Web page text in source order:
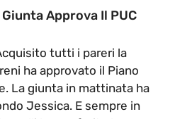
Giunta Approva Il PUC
tutti i pareri la
ha approvato il Piano
La giunta in mattinata ha
Jessica. E sempre in